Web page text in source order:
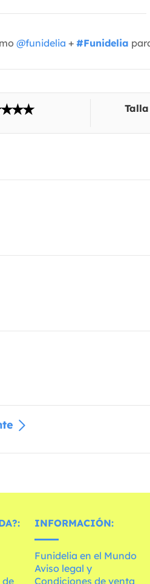
@funidelia + #Funidelia
de
INFORMACIÓN:
Funidelia en el Mundo
Aviso legal y
Condiciones de venta